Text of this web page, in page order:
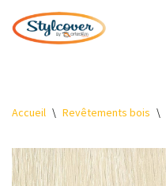
Aller
Accueil \ Revêtements bois \